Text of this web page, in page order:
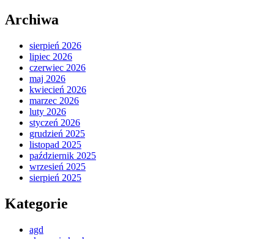
Archiwa
sierpień 2026
lipiec 2026
czerwiec 2026
maj 2026
kwiecień 2026
marzec 2026
luty 2026
styczeń 2026
grudzień 2025
listopad 2025
październik 2025
wrzesień 2025
sierpień 2025
Kategorie
agd